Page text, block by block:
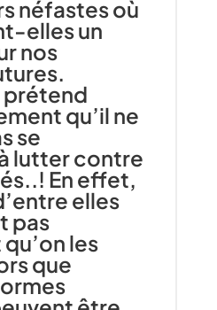
néfastes où
elles un
nos
prétend
qu’il ne
se
lutter contre
En effet,
elles
pas
les
que